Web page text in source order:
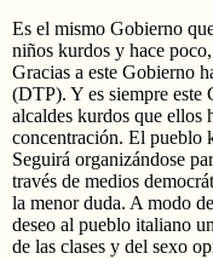
Es el mismo Gobierno
niños kurdos y hace
Gracias a este Gobierno
(DTP). Y es siempre este
alcaldes kurdos que ellos
concentración. El pueblo
Seguirá organizándose
través de medios
la menor duda. A modo
deseo al pueblo italiano
de las clases y del sexo